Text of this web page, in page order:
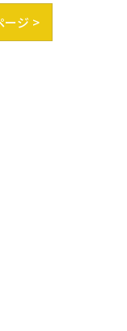
ージ >